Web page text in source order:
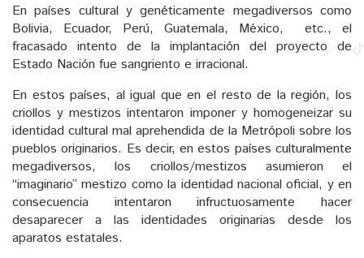
En países cultural y genéticamente megadiversos como
Bolivia, Ecuador, Perú, Guatemala, México, etc., el
fracasado intento de la implantación del proyecto de
Estado Nación fue sangriento e irracional.
En estos países, al igual que en el resto de la región, los
criollos y mestizos intentaron imponer y homogeneizar su
identidad cultural mal aprehendida de la Metrópoli sobre los
pueblos originarios. Es decir, en estos países culturalmente
megadiversos, los criollos/mestizos asumieron el
“imaginario” mestizo como la identidad nacional oficial, y en
consecuencia intentaron infructuosamente hacer
desaparecer a las identidades originarias desde los
aparatos estatales.